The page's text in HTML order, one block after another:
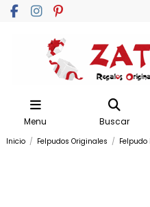
Menu Buscar
Inicio Felpudos Originales